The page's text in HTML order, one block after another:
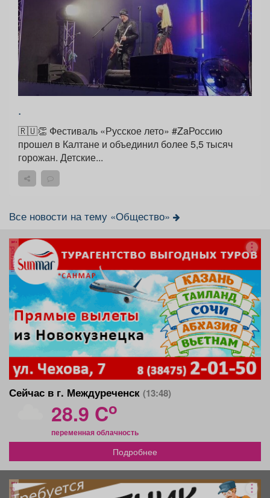
.
🇷🇺👏 Фестиваль «Русское лето» #ZaРоссию
прошел в Калтане и объединил более 5,5 тысяч
горожан. Детские...
Все новости на тему «Общество»
реклама
Сейчас в г. Междуреченск (13:48)
28.9 Co
переменная облачность
Подробнее